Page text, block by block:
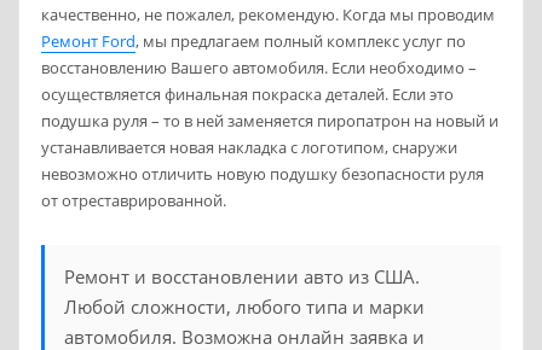
качественно, не пожалел, рекомендую. Когда мы проводим
Ремонт Ford, мы предлагаем полный комплекс услуг по
восстановлению Вашего автомобиля. Если необходимо –
осуществляется финальная покраска деталей. Если это
подушка руля – то в ней заменяется пиропатрон на новый и
устанавливается новая накладка с логотипом, снаружи
невозможно отличить новую подушку безопасности руля
от отреставрированной.
Ремонт и восстановлении авто из США.
Любой сложности, любого типа и марки
автомобиля. Возможна онлайн заявка и